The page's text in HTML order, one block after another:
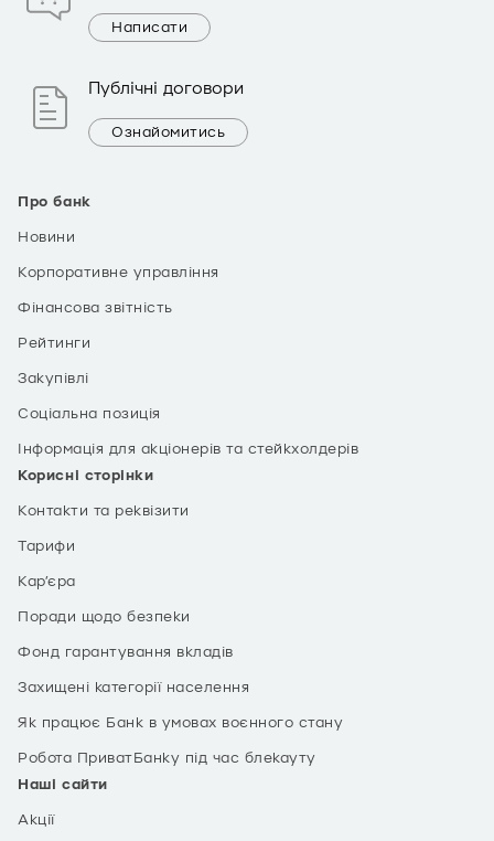
Про банк
Новини
Корпоративне управління
Фінансова звітність
Рейтинги
Закупівлі
Соціальна позиція
Інформація для акціонерів та стейкхолдерів
Корисні сторінки
Контакти та реквізити
Тарифи
Кар’єра
Поради щодо безпеки
Фонд гарантування вкладів
Захищені категорії населення
Як працює Банк в умовах воєнного стану
Робота ПриватБанку під час блекауту
Наші сайти
Акції
Написати
Публічні договори
Ознайомитись